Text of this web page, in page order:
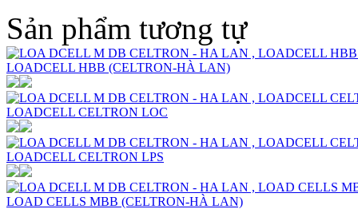
Sản phẩm tương tự
LOADCELL HBB (CELTRON-HÀ LAN)
LOADCELL CELTRON LOC
LOADCELL CELTRON LPS
LOAD CELLS MBB (CELTRON-HÀ LAN)